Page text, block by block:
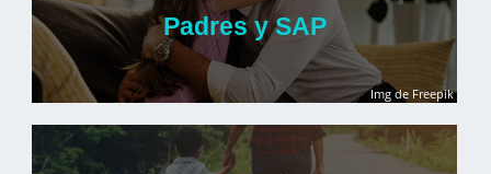
Padres y SAP
Img de Freepik